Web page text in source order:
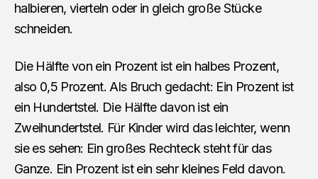
halbieren, vierteln oder in gleich große Stücke
schneiden.
Die Hälfte von ein Prozent ist ein halbes Prozent,
also 0,5 Prozent. Als Bruch gedacht: Ein Prozent ist
ein Hundertstel. Die Hälfte davon ist ein
Zweihundertstel. Für Kinder wird das leichter, wenn
sie es sehen: Ein großes Rechteck steht für das
Ganze. Ein Prozent ist ein sehr kleines Feld davon.